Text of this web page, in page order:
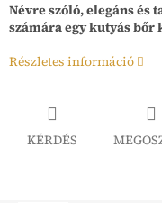
Névre szóló, elegáns és
számára egy kutyás bőr
Részletes információ
KÉRDÉS